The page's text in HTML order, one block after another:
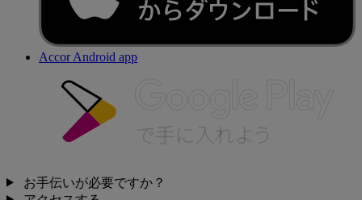
Accor Android app
お手伝いが必要ですか？